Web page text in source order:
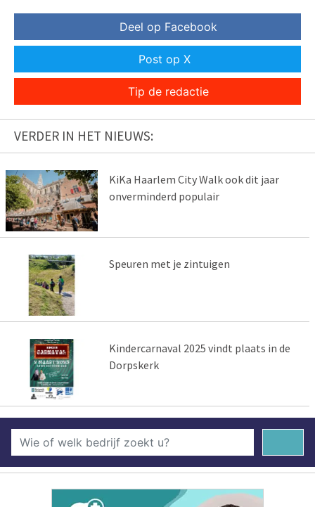
Deel op Facebook
Post op X
Tip de redactie
VERDER IN HET NIEUWS:
KiKa Haarlem City Walk ook dit jaar
onverminderd populair
Speuren met je zintuigen
Kindercarnaval 2025 vindt plaats in de
Dorpskerk